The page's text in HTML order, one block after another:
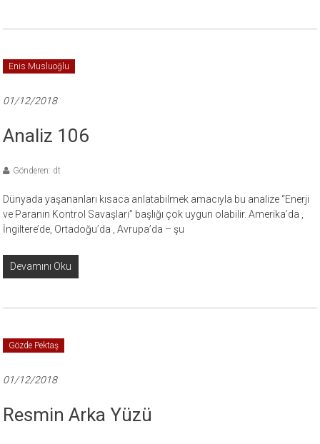
Enis Musluoğlu
01/12/2018
Analiz 106
Gönderen: dt
Dünyada yaşananları kısaca anlatabilmek amacıyla bu analize “Enerji
ve Paranın Kontrol Savaşları” başlığı çok uygun olabilir. Amerika’da ,
İngiltere’de, Ortadoğu’da , Avrupa’da – şu
Devamını Oku
Gözde Pektaş
01/12/2018
Resmin Arka Yüzü